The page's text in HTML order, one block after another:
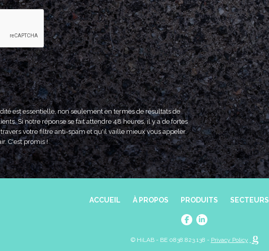
est essentielle, non seulement en termes de résultats de
Si notre réponse se fait attendre 48 heures, il y a de fortes
votre filtre anti-spam et qu'il vaille mieux vous appeler.
C'est promis !
ACCUEIL À PROPOS PRODUITS SECTEURS
© HiLAB - BE 0838.823.138 - Privacy Policy